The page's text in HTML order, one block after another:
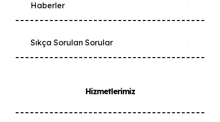
Haberler
Sıkça Sorulan Sorular
Hizmetlerimiz